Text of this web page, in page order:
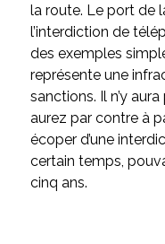
la route. Le port de
l’interdiction de
des exemples
représente une
sanctions. Il n’y
aurez par contre à
écoper d’une
certain temps,
cinq ans.